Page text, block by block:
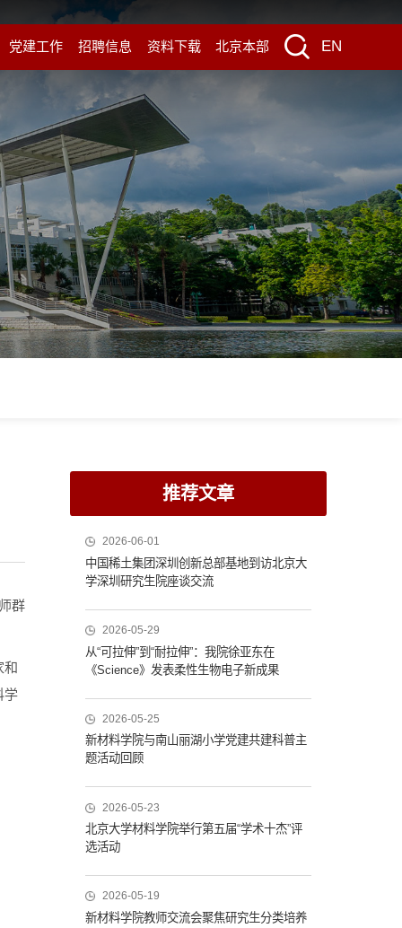
党建工作 招聘信息 资料下载 北京本部 EN
群
和
学
推荐文章
2026-06-01
中国稀土集团深圳创新总部基地到访北京大
学深圳研究生院座谈交流
2026-05-29
从“可拉伸”到“耐拉伸”：我院徐亚东在
《Science》发表柔性生物电子新成果
2026-05-25
新材料学院与南山丽湖小学党建共建科普主
题活动回顾
2026-05-23
北京大学材料学院举行第五届“学术十杰”评
选活动
2026-05-19
新材料学院教师交流会聚焦研究生分类培养